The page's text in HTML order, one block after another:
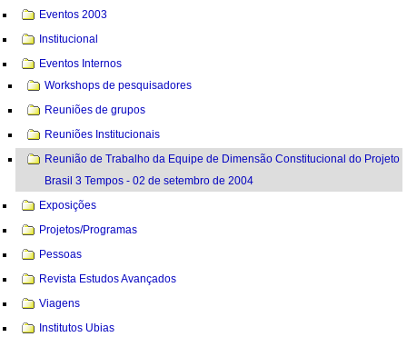
Eventos 2003
Institucional
Eventos Internos
Workshops de pesquisadores
Reuniões de grupos
Reuniões Institucionais
Reunião de Trabalho da Equipe de Dimensão Constitucional do Projeto
Brasil 3 Tempos - 02 de setembro de 2004
Exposições
Projetos/Programas
Pessoas
Revista Estudos Avançados
Viagens
Institutos Ubias